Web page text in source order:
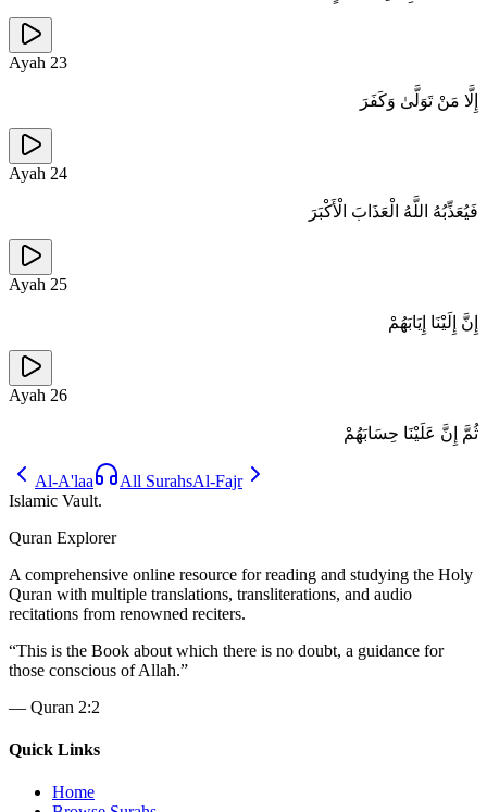
Ayah 23
إِلَّا مَنْ تَوَلَّىٰ وَكَفَرَ
Ayah 24
فَيُعَذِّبُهُ اللَّهُ الْعَذَابَ الْأَكْبَرَ
Ayah 25
إِنَّ إِلَيْنَا إِيَابَهُمْ
Ayah 26
ثُمَّ إِنَّ عَلَيْنَا حِسَابَهُمْ
Al-A'laa All SurahsAl-Fajr
Islamic Vault.
Quran Explorer
A comprehensive online resource for reading and studying the Holy
Quran with multiple translations, transliterations, and audio
recitations from renowned reciters.
“This is the Book about which there is no doubt, a guidance for
those conscious of Allah.”
— Quran 2:2
Quick Links
Home